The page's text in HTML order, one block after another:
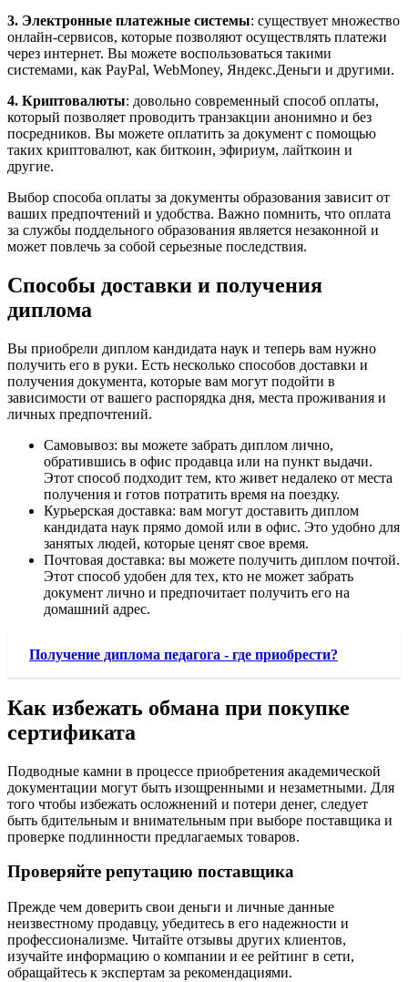
3. Электронные платежные системы: существует множество
онлайн-сервисов, которые позволяют осуществлять платежи
через интернет. Вы можете воспользоваться такими
системами, как PayPal, WebMoney, Яндекс.Деньги и другими.
4. Криптовалюты: довольно современный способ оплаты,
который позволяет проводить транзакции анонимно и без
посредников. Вы можете оплатить за документ с помощью
таких криптовалют, как биткоин, эфириум, лайткоин и
другие.
Выбор способа оплаты за документы образования зависит от
ваших предпочтений и удобства. Важно помнить, что оплата
за службы поддельного образования является незаконной и
может повлечь за собой серьезные последствия.
Способы доставки и получения
диплома
Вы приобрели диплом кандидата наук и теперь вам нужно
получить его в руки. Есть несколько способов доставки и
получения документа, которые вам могут подойти в
зависимости от вашего распорядка дня, места проживания и
личных предпочтений.
Самовывоз: вы можете забрать диплом лично,
обратившись в офис продавца или на пункт выдачи.
Этот способ подходит тем, кто живет недалеко от места
получения и готов потратить время на поездку.
Курьерская доставка: вам могут доставить диплом
кандидата наук прямо домой или в офис. Это удобно для
занятых людей, которые ценят свое время.
Почтовая доставка: вы можете получить диплом почтой.
Этот способ удобен для тех, кто не может забрать
документ лично и предпочитает получить его на
домашний адрес.
Получение диплома педагога - где приобрести?
Как избежать обмана при покупке
сертификата
Подводные камни в процессе приобретения академической
документации могут быть изощренными и незаметными. Для
того чтобы избежать осложнений и потери денег, следует
быть бдительным и внимательным при выборе поставщика и
проверке подлинности предлагаемых товаров.
Проверяйте репутацию поставщика
Прежде чем доверить свои деньги и личные данные
неизвестному продавцу, убедитесь в его надежности и
профессионализме. Читайте отзывы других клиентов,
изучайте информацию о компании и ее рейтинг в сети,
обращайтесь к экспертам за рекомендациями.